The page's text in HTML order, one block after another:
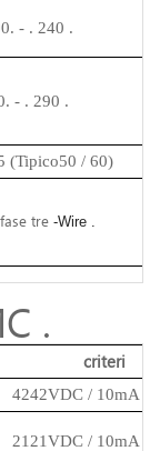
- . 240 .
- . 290 .
(Tipico50 / 60)
tre-Wire .
.
criteri
4242VDC / 10mA /
2121VDC / 10mA /